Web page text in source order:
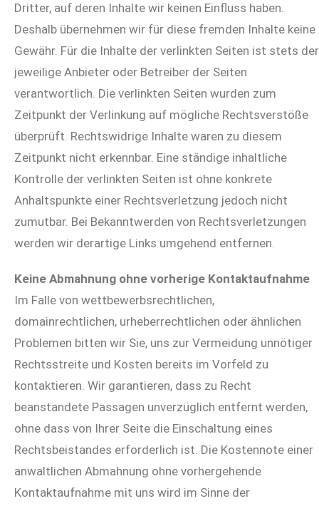
Dritter, auf deren Inhalte wir keinen Einfluss haben.
Deshalb übernehmen wir für diese fremden Inhalte keine
Gewähr. Für die Inhalte der verlinkten Seiten ist stets der
jeweilige Anbieter oder Betreiber der Seiten
verantwortlich. Die verlinkten Seiten wurden zum
Zeitpunkt der Verlinkung auf mögliche Rechtsverstöße
überprüft. Rechtswidrige Inhalte waren zu diesem
Zeitpunkt nicht erkennbar. Eine ständige inhaltliche
Kontrolle der verlinkten Seiten ist ohne konkrete
Anhaltspunkte einer Rechtsverletzung jedoch nicht
zumutbar. Bei Bekanntwerden von Rechtsverletzungen
werden wir derartige Links umgehend entfernen.
Keine Abmahnung ohne vorherige Kontaktaufnahme
Im Falle von wettbewerbsrechtlichen,
domainrechtlichen, urheberrechtlichen oder ähnlichen
Problemen bitten wir Sie, uns zur Vermeidung unnötiger
Rechtsstreite und Kosten bereits im Vorfeld zu
kontaktieren. Wir garantieren, dass zu Recht
beanstandete Passagen unverzüglich entfernt werden,
ohne dass von Ihrer Seite die Einschaltung eines
Rechtsbeistandes erforderlich ist. Die Kostennote einer
anwaltlichen Abmahnung ohne vorhergehende
Kontaktaufnahme mit uns wird im Sinne der